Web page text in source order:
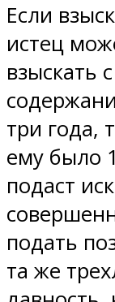
Если
истец
взыскать
три года,
ему было
подаст
подать
та же